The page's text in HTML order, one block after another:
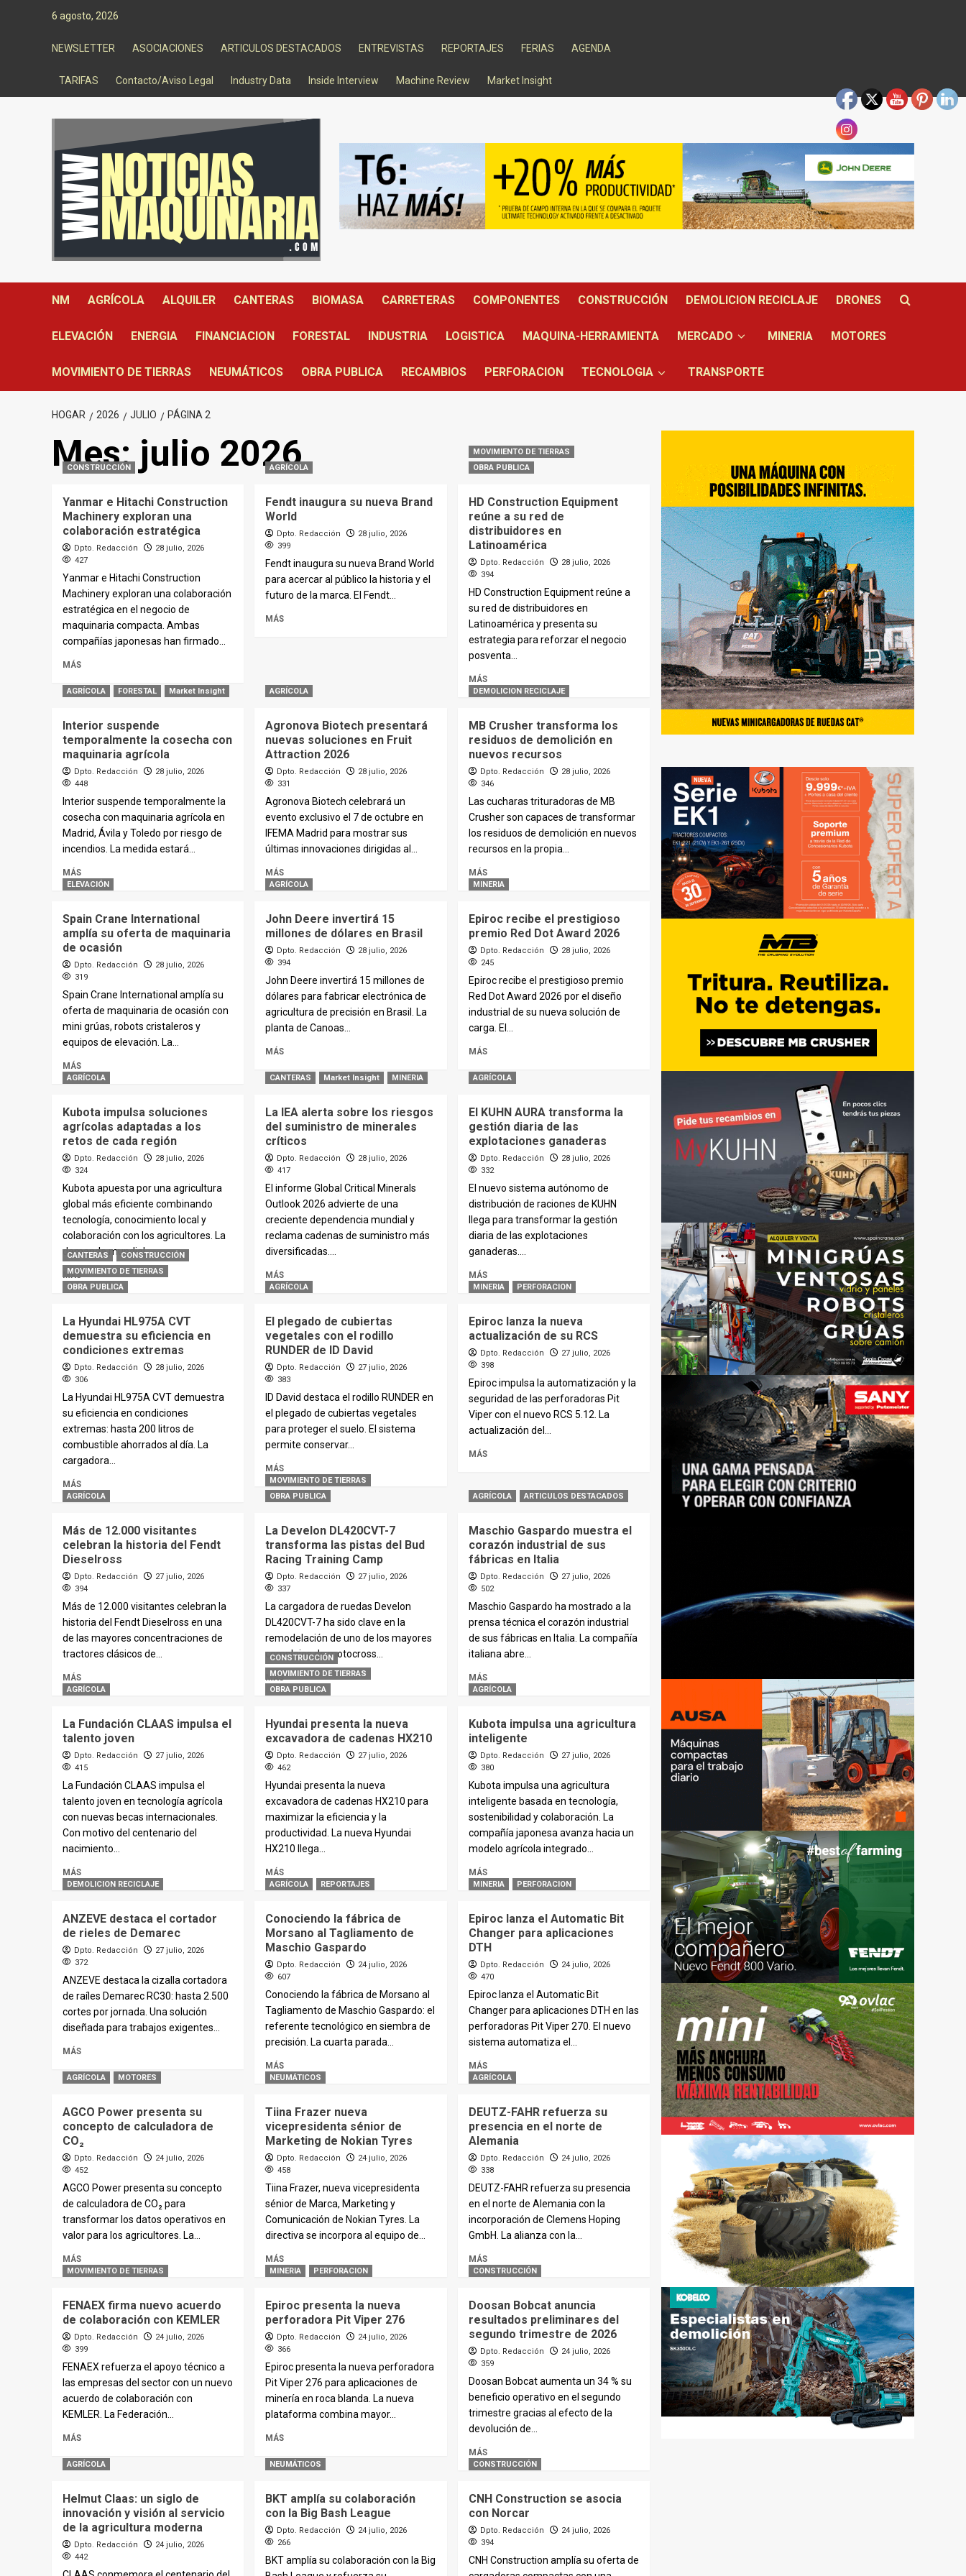
6 agosto, 2026
NEWSLETTER ASOCIACIONES ARTICULOS DESTACADOS ENTREVISTAS REPORTAJES FERIAS AGENDA
TARIFAS Contacto/Aviso Legal Industry Data Inside Interview Machine Review Market Insight
NM AGRÍCOLA ALQUILER CANTERAS BIOMASA CARRETERAS COMPONENTES CONSTRUCCIÓN DEMOLICION RECICLAJE DRONES
ELEVACIÓN ENERGIA FINANCIACION FORESTAL INDUSTRIA LOGISTICA MAQUINA-HERRAMIENTA MERCADO MINERIA MOTORES
MOVIMIENTO DE TIERRAS NEUMÁTICOS OBRA PUBLICA RECAMBIOS PERFORACION TECNOLOGIA TRANSPORTE
HOGAR 2026 JULIO PÁGINA 2
Mes:julio 2026
CONSTRUCCIÓN
Yanmar e Hitachi Construction
Machinery exploran una
colaboración estratégica
Dpto. Redacción
28 julio, 2026
427
Yanmar e Hitachi Construction
Machinery exploran una colaboración
estratégica en el negocio de
maquinaria compacta. Ambas
compañías japonesas han firmado...
MÁS
AGRÍCOLA
Fendt inaugura su nueva Brand
World
Dpto. Redacción
28 julio, 2026
399
Fendt inaugura su nueva Brand World
para acercar al público la historia y el
futuro de la marca. El Fendt...
MÁS
MOVIMIENTO DE TIERRAS
OBRA PUBLICA
HD Construction Equipment
reúne a su red de
distribuidores en
Latinoamérica
Dpto. Redacción
28 julio, 2026
394
HD Construction Equipment reúne a
su red de distribuidores en
Latinoamérica y presenta su
estrategia para reforzar el negocio
posventa...
MÁS
AGRÍCOLA FORESTAL Market Insight
Interior suspende
temporalmente la cosecha con
maquinaria agrícola
Dpto. Redacción
28 julio, 2026
448
Interior suspende temporalmente la
cosecha con maquinaria agrícola en
Madrid, Ávila y Toledo por riesgo de
incendios. La medida estará...
MÁS
AGRÍCOLA
Agronova Biotech presentará
nuevas soluciones en Fruit
Attraction 2026
Dpto. Redacción
28 julio, 2026
331
Agronova Biotech celebrará un
evento exclusivo el 7 de octubre en
IFEMA Madrid para mostrar sus
últimas innovaciones dirigidas al...
MÁS
DEMOLICION RECICLAJE
MB Crusher transforma los
residuos de demolición en
nuevos recursos
Dpto. Redacción
28 julio, 2026
346
Las cucharas trituradoras de MB
Crusher son capaces de transformar
los residuos de demolición en nuevos
recursos en la propia...
MÁS
ELEVACIÓN
Spain Crane International
amplía su oferta de maquinaria
de ocasión
Dpto. Redacción
28 julio, 2026
319
Spain Crane International amplía su
oferta de maquinaria de ocasión con
mini grúas, robots cristaleros y
equipos de elevación. La...
MÁS
AGRÍCOLA
John Deere invertirá 15
millones de dólares en Brasil
Dpto. Redacción
28 julio, 2026
394
John Deere invertirá 15 millones de
dólares para fabricar electrónica de
agricultura de precisión en Brasil. La
planta de Canoas...
MÁS
MINERIA
Epiroc recibe el prestigioso
premio Red Dot Award 2026
Dpto. Redacción
28 julio, 2026
245
Epiroc recibe el prestigioso premio
Red Dot Award 2026 por el diseño
industrial de su nueva solución de
carga. El...
MÁS
AGRÍCOLA
Kubota impulsa soluciones
agrícolas adaptadas a los
retos de cada región
Dpto. Redacción
28 julio, 2026
324
Kubota apuesta por una agricultura
global más eficiente combinando
tecnología, conocimiento local y
colaboración con los agricultores. La
demanda mundial...
MÁS
CANTERAS Market Insight MINERIA
La IEA alerta sobre los riesgos
del suministro de minerales
críticos
Dpto. Redacción
28 julio, 2026
417
El informe Global Critical Minerals
Outlook 2026 advierte de una
creciente dependencia mundial y
reclama cadenas de suministro más
diversificadas....
MÁS
AGRÍCOLA
El KUHN AURA transforma la
gestión diaria de las
explotaciones ganaderas
Dpto. Redacción
28 julio, 2026
332
El nuevo sistema autónomo de
distribución de raciones de KUHN
llega para transformar la gestión
diaria de las explotaciones
ganaderas....
MÁS
CANTERAS
CONSTRUCCIÓN
MOVIMIENTO DE TIERRAS
OBRA PUBLICA
La Hyundai HL975A CVT
demuestra su eficiencia en
condiciones extremas
Dpto. Redacción
28 julio, 2026
306
La Hyundai HL975A CVT demuestra
su eficiencia en condiciones
extremas: hasta 200 litros de
combustible ahorrados al día. La
cargadora...
MÁS
AGRÍCOLA
El plegado de cubiertas
vegetales con el rodillo
RUNDER de ID David
Dpto. Redacción
27 julio, 2026
383
ID David destaca el rodillo RUNDER en
el plegado de cubiertas vegetales
para proteger el suelo. El sistema
permite conservar...
MÁS
MINERIA PERFORACION
Epiroc lanza la nueva
actualización de su RCS
Dpto. Redacción
27 julio, 2026
398
Epiroc impulsa la automatización y la
seguridad de las perforadoras Pit
Viper con el nuevo RCS 5.12. La
actualización del...
MÁS
AGRÍCOLA
Más de 12.000 visitantes
celebran la historia del Fendt
Dieselross
Dpto. Redacción
27 julio, 2026
394
Más de 12.000 visitantes celebran la
historia del Fendt Dieselross en una
de las mayores concentraciones de
tractores clásicos de...
MÁS
MOVIMIENTO DE TIERRAS
OBRA PUBLICA
La Develon DL420CVT-7
transforma las pistas del Bud
Racing Training Camp
Dpto. Redacción
27 julio, 2026
337
La cargadora de ruedas Develon
DL420CVT-7 ha sido clave en la
remodelación de uno de los mayores
complejos de motocross...
MÁS
AGRÍCOLA ARTICULOS DESTACADOS
Maschio Gaspardo muestra el
corazón industrial de sus
fábricas en Italia
Dpto. Redacción
27 julio, 2026
502
Maschio Gaspardo ha mostrado a la
prensa técnica el corazón industrial
de sus fábricas en Italia. La compañía
italiana abre...
MÁS
AGRÍCOLA
La Fundación CLAAS impulsa el
talento joven
Dpto. Redacción
27 julio, 2026
415
La Fundación CLAAS impulsa el
talento joven en tecnología agrícola
con nuevas becas internacionales.
Con motivo del centenario del
nacimiento...
MÁS
CONSTRUCCIÓN
MOVIMIENTO DE TIERRAS
OBRA PUBLICA
Hyundai presenta la nueva
excavadora de cadenas HX210
Dpto. Redacción
27 julio, 2026
462
Hyundai presenta la nueva
excavadora de cadenas HX210 para
maximizar la eficiencia y la
productividad. La nueva Hyundai
HX210 llega...
MÁS
AGRÍCOLA
Kubota impulsa una agricultura
inteligente
Dpto. Redacción
27 julio, 2026
380
Kubota impulsa una agricultura
inteligente basada en tecnología,
sostenibilidad y colaboración. La
compañía japonesa avanza hacia un
modelo agrícola integrado...
MÁS
DEMOLICION RECICLAJE
ANZEVE destaca el cortador
de rieles de Demarec
Dpto. Redacción
27 julio, 2026
372
ANZEVE destaca la cizalla cortadora
de raíles Demarec RC30: hasta 2.500
cortes por jornada. Una solución
diseñada para trabajos exigentes...
MÁS
AGRÍCOLA REPORTAJES
Conociendo la fábrica de
Morsano al Tagliamento de
Maschio Gaspardo
Dpto. Redacción
24 julio, 2026
607
Conociendo la fábrica de Morsano al
Tagliamento de Maschio Gaspardo: el
referente tecnológico en siembra de
precisión. La cuarta parada...
MÁS
MINERIA PERFORACION
Epiroc lanza el Automatic Bit
Changer para aplicaciones
DTH
Dpto. Redacción
24 julio, 2026
470
Epiroc lanza el Automatic Bit
Changer para aplicaciones DTH en las
perforadoras Pit Viper 270. El nuevo
sistema automatiza el...
MÁS
AGRÍCOLA MOTORES
AGCO Power presenta su
concepto de calculadora de
CO₂
Dpto. Redacción
24 julio, 2026
452
AGCO Power presenta su concepto
de calculadora de CO₂ para
transformar los datos operativos en
valor para los agricultores. La...
MÁS
NEUMÁTICOS
Tiina Frazer nueva
vicepresidenta sénior de
Marketing de Nokian Tyres
Dpto. Redacción
24 julio, 2026
458
Tiina Frazer, nueva vicepresidenta
sénior de Marca, Marketing y
Comunicación de Nokian Tyres. La
directiva se incorpora al equipo de...
MÁS
AGRÍCOLA
DEUTZ-FAHR refuerza su
presencia en el norte de
Alemania
Dpto. Redacción
24 julio, 2026
338
DEUTZ-FAHR refuerza su presencia
en el norte de Alemania con la
incorporación de Clemens Hoping
GmbH. La alianza con la...
MÁS
MOVIMIENTO DE TIERRAS
FENAEX firma nuevo acuerdo
de colaboración con KEMLER
Dpto. Redacción
24 julio, 2026
399
FENAEX refuerza el apoyo técnico a
las empresas del sector con un nuevo
acuerdo de colaboración con
KEMLER. La Federación...
MÁS
MINERIA PERFORACION
Epiroc presenta la nueva
perforadora Pit Viper 276
Dpto. Redacción
24 julio, 2026
366
Epiroc presenta la nueva perforadora
Pit Viper 276 para aplicaciones de
minería en roca blanda. La nueva
plataforma combina mayor...
MÁS
CONSTRUCCIÓN
Doosan Bobcat anuncia
resultados preliminares del
segundo trimestre de 2026
Dpto. Redacción
24 julio, 2026
359
Doosan Bobcat aumenta un 34 % su
beneficio operativo en el segundo
trimestre gracias al efecto de la
devolución de...
MÁS
AGRÍCOLA
Helmut Claas: un siglo de
innovación y visión al servicio
de la agricultura moderna
Dpto. Redacción
24 julio, 2026
442
NEUMÁTICOS
BKT amplía su colaboración
con la Big Bash League
Dpto. Redacción
24 julio, 2026
266
BKT amplía su colaboración con la Big
CONSTRUCCIÓN
CNH Construction se asocia
con Norcar
Dpto. Redacción
24 julio, 2026
394
CNH Construction amplía su oferta de